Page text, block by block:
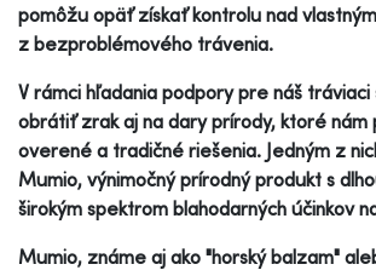
pomôžu opäť získať kontrolu nad
z bezproblémového trávenia.
V rámci hľadania podpory pre náš
obrátiť zrak aj na dary prírody, ktoré nám
overené a tradičné riešenia. Jedným z
Mumio, výnimočný prírodný produkt s
širokým spektrom blahodarných účinkov
Mumio, známe aj ako "horský balzam"